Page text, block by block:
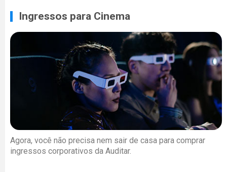
Ingressos para Cinema
Agora, você não precisa nem sair de casa para comprar
ingressos corporativos da Auditar.